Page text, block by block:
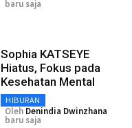
baru saja
Sophia KATSEYE
Hiatus, Fokus pada
Kesehatan Mental
HIBURAN
Oleh Denindia Dwinzhana
baru saja